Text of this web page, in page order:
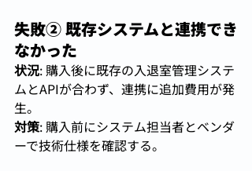
失敗② 既存システムと連携でき
なかった
状況: 購入後に既存の入退室管理システ
ムとAPIが合わず、連携に追加費用が発
生。
対策: 購入前にシステム担当者とベンダ
ーで技術仕様を確認する。